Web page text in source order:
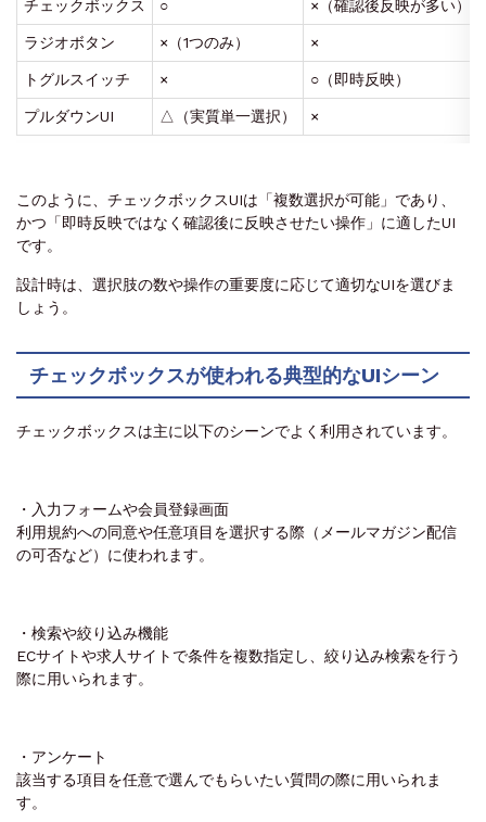
チェックボックス ○ ×（確認後反映が多い）
ラジオボタン ×（1つのみ） ×
トグルスイッチ × ○（即時反映）
プルダウンUI △（実質単一選択） ×
このように、チェックボックスUIは「複数選択が可能」であり、
かつ「即時反映ではなく確認後に反映させたい操作」に適したUI
です。
設計時は、選択肢の数や操作の重要度に応じて適切なUIを選びま
しょう。
チェックボックスが使われる典型的なUIシーン
チェックボックスは主に以下のシーンでよく利用されています。
・入力フォームや会員登録画面
利用規約への同意や任意項目を選択する際（メールマガジン配信
の可否など）に使われます。
・検索や絞り込み機能
ECサイトや求人サイトで条件を複数指定し、絞り込み検索を行う
際に用いられます。
・アンケート
該当する項目を任意で選んでもらいたい質問の際に用いられま
す。